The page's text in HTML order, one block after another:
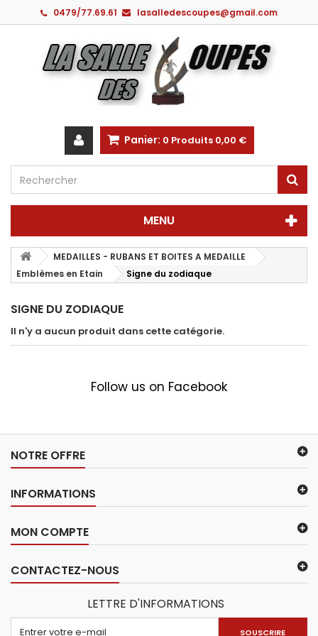
0479/77.69.61 lasalledescoupes@gmail.com
Panier: 0 Produits 0,00 €
MENU
MEDAILLES - RUBANS ET BOITES A MEDAILLE
Emblèmes en Etain
Signe du zodiaque
SIGNE DU ZODIAQUE
Il n'y a aucun produit dans cette catégorie.
Follow us on Facebook
NOTRE OFFRE
INFORMATIONS
MON COMPTE
CONTACTEZ-NOUS
LETTRE D'INFORMATIONS
SOUSCRIRE